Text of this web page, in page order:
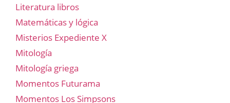
Literatura libros
Matemáticas y lógica
Misterios Expediente X
Mitología
Mitología griega
Momentos Futurama
Momentos Los Simpsons